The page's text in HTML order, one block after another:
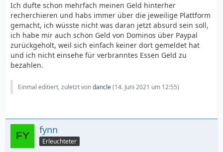
Ich dufte schon mehrfach meinen Geld hinterher
recherchieren und habs immer über die jeweilige Plattform
gemacht, ich wüsste nicht was daran jetzt absurd sein soll,
ich habe mir auch schon Geld von Dominos über Paypal
zurückgeholt, weil sich einfach keiner dort gemeldet hat
und ich nicht einsehe für verbranntes Essen Geld zu
bezahlen.
Einmal editiert, zuletzt vondancle(14. Juni 2021 um 12:55)
fynn
Erleuchteter